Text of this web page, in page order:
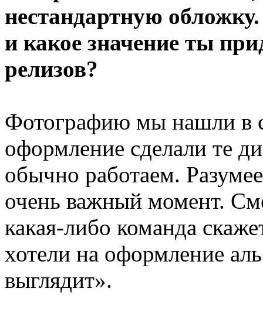
нестандартную
и какое значение ты
релизов?
Фотографию мы нашли в
оформление сделали те
обычно работаем.
очень важный момент.
какая-либо команда
хотели на оформление
выглядит».